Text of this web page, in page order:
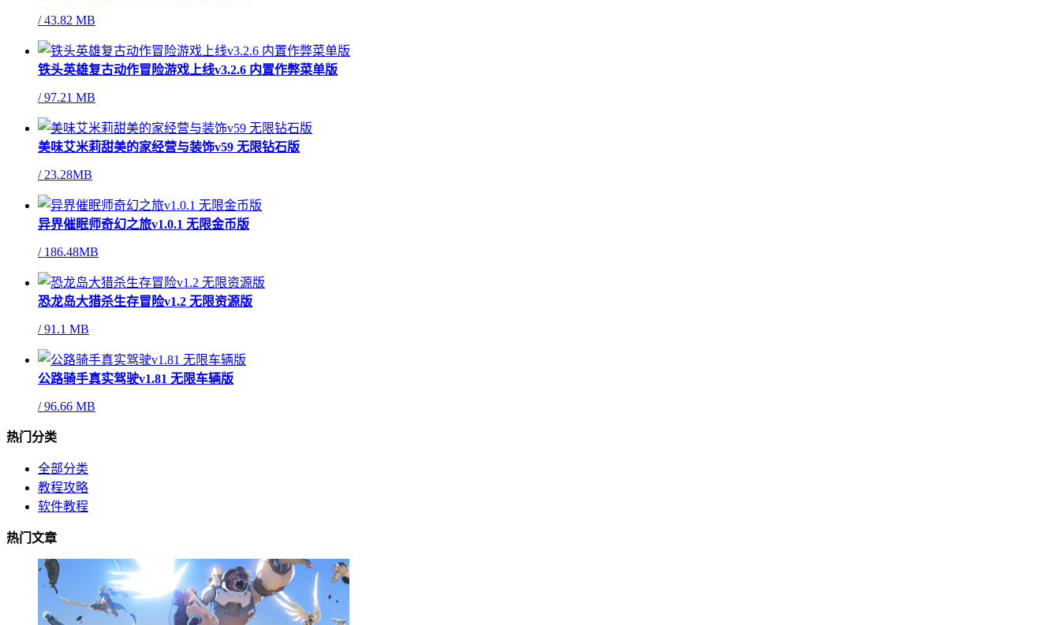
/43.82 MB
铁头英雄复古动作冒险游戏上线v3.2.6 内置作弊菜单版
/97.21 MB
美味艾米莉甜美的家经营与装饰v59 无限钻石版
/23.28MB
异界催眠师奇幻之旅v1.0.1 无限金币版
/186.48MB
恐龙岛大猎杀生存冒险v1.2 无限资源版
/91.1 MB
公路骑手真实驾驶v1.81 无限车辆版
/96.66 MB
热门分类
全部分类
教程攻略
软件教程
热门文章